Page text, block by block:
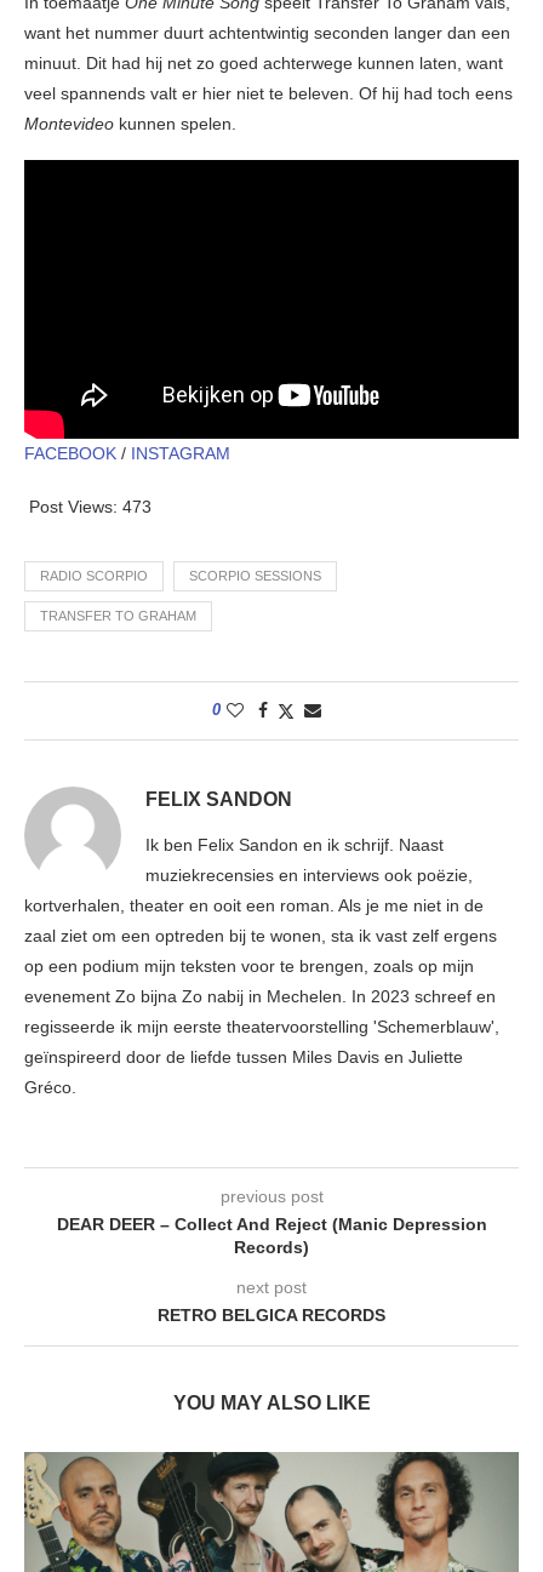
want het nummer duurt achtentwintig seconden langer dan een
minuut. Dit had hij net zo goed achterwege kunnen laten, want
veel spannends valt er hier niet te beleven. Of hij had toch eens
Montevideo kunnen spelen.
FACEBOOK / INSTAGRAM
Post Views: 473
RADIO SCORPIO SCORPIO SESSIONS
TRANSFER TO GRAHAM
0
FELIX SANDON
Ik ben Felix Sandon en ik schrijf. Naast
muziekrecensies en interviews ook poëzie,
kortverhalen, theater en ooit een roman. Als je me niet in de
zaal ziet om een optreden bij te wonen, sta ik vast zelf ergens
op een podium mijn teksten voor te brengen, zoals op mijn
evenement Zo bijna Zo nabij in Mechelen. In 2023 schreef en
regisseerde ik mijn eerste theatervoorstelling 'Schemerblauw',
geïnspireerd door de liefde tussen Miles Davis en Juliette
Gréco.
previous post
DEAR DEER – Collect And Reject (Manic Depression
Records)
next post
RETRO BELGICA RECORDS
YOU MAY ALSO LIKE